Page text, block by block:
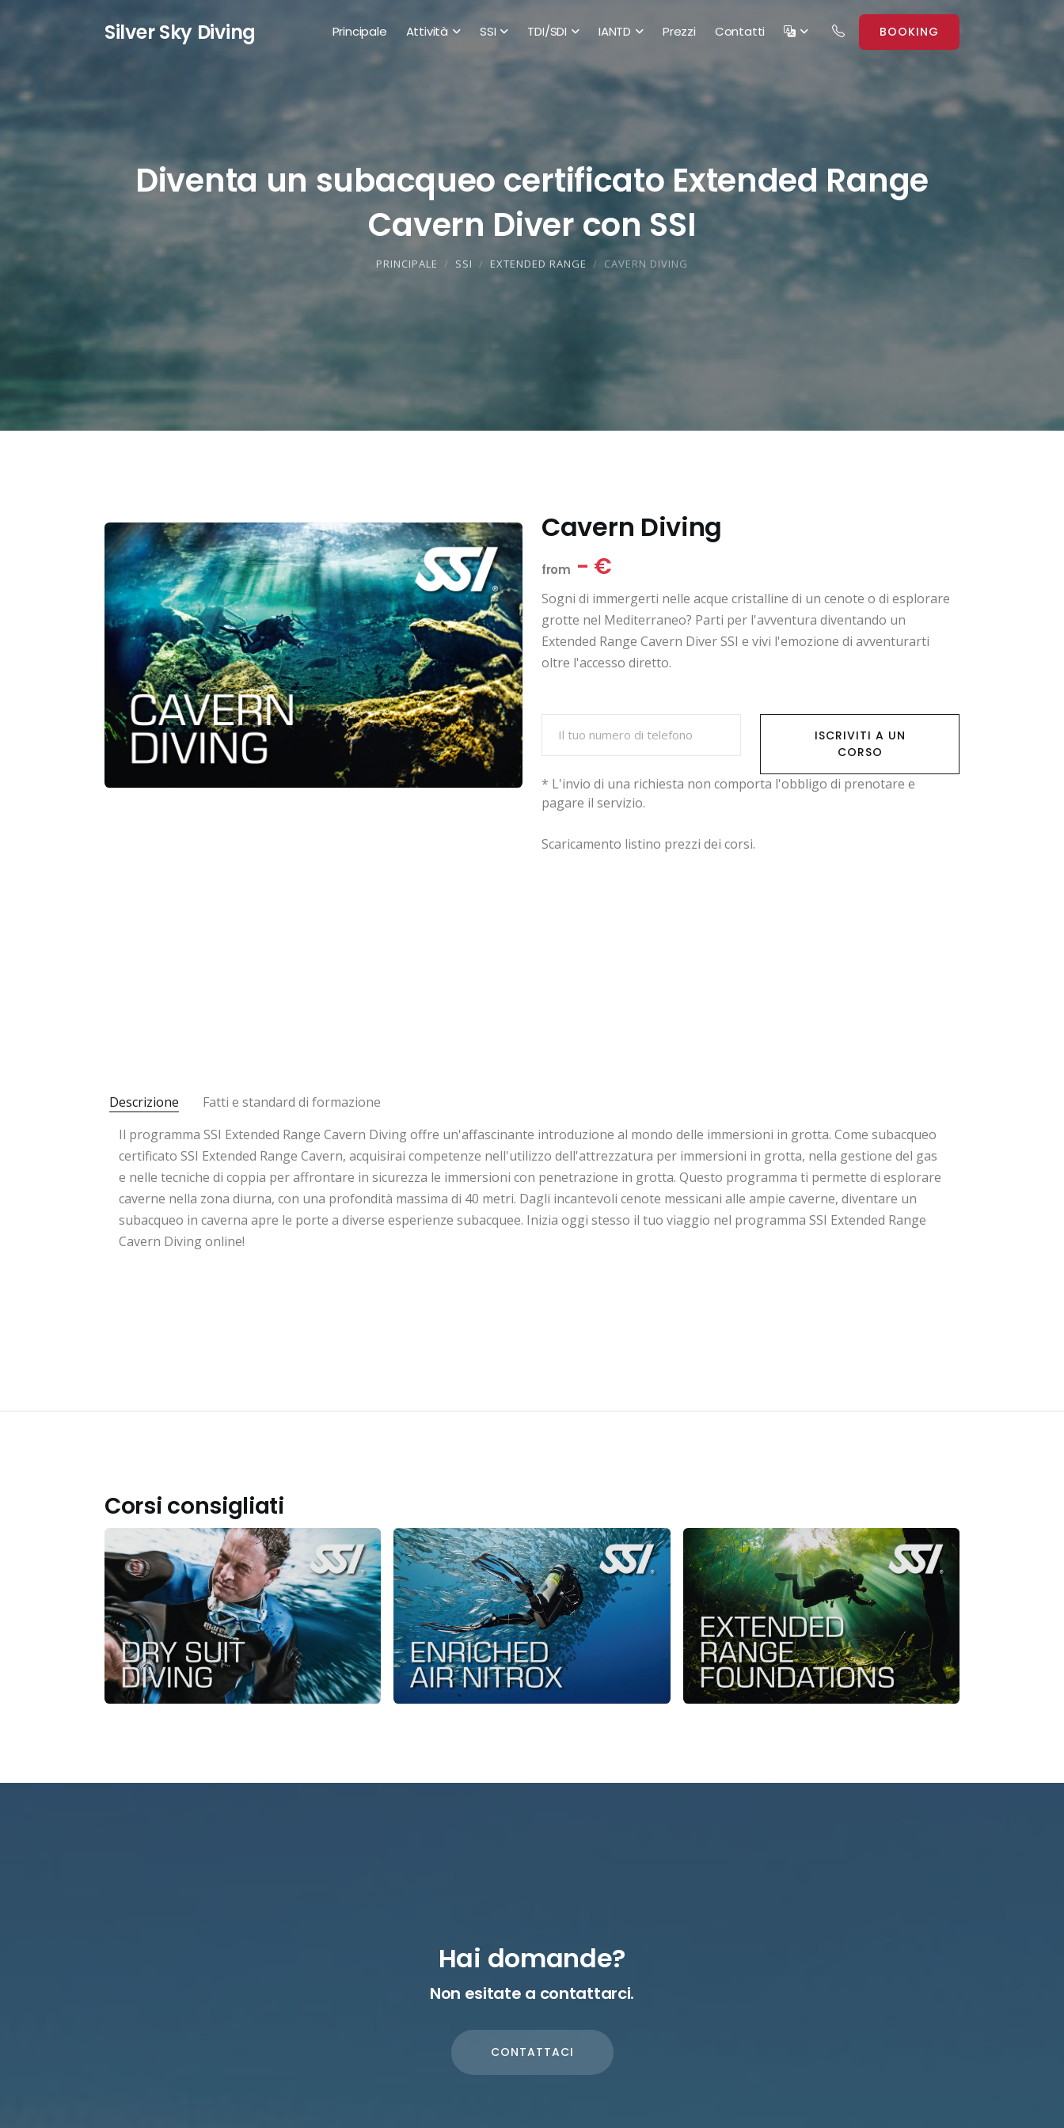
SilverSky Diving Principale Attività SSI TDI/SDI IANTD Prezzi Contatti BOOKING
Diventa un subacqueo certificato Extended Range
Cavern Diver con SSI
PRINCIPALE SSI EXTENDED RANGE CAVERN DIVING
Cavern Diving
from - €
Sogni di immergerti nelle acque cristalline di un cenote o di esplorare
grotte nel Mediterraneo? Parti per l'avventura diventando un
Extended Range Cavern Diver SSI e vivi l'emozione di avventurarti
oltre l'accesso diretto.
ISCRIVITI A UN
CORSO
* L'invio di una richiesta non comporta l'obbligo di prenotare e
pagare il servizio.
Scaricamento listino prezzi dei corsi.
Descrizione
Fatti e standard di formazione
Il programma SSI Extended Range Cavern Diving offre un'affascinante introduzione al mondo delle immersioni in grotta. Come subacqueo
certificato SSI Extended Range Cavern, acquisirai competenze nell'utilizzo dell'attrezzatura per immersioni in grotta, nella gestione del gas
e nelle tecniche di coppia per affrontare in sicurezza le immersioni con penetrazione in grotta. Questo programma ti permette di esplorare
caverne nella zona diurna, con una profondità massima di 40 metri. Dagli incantevoli cenote messicani alle ampie caverne, diventare un
subacqueo in caverna apre le porte a diverse esperienze subacquee. Inizia oggi stesso il tuo viaggio nel programma SSI Extended Range
Cavern Diving online!
Corsi consigliati
Hai domande?
Non esitate a contattarci.
CONTATTACI